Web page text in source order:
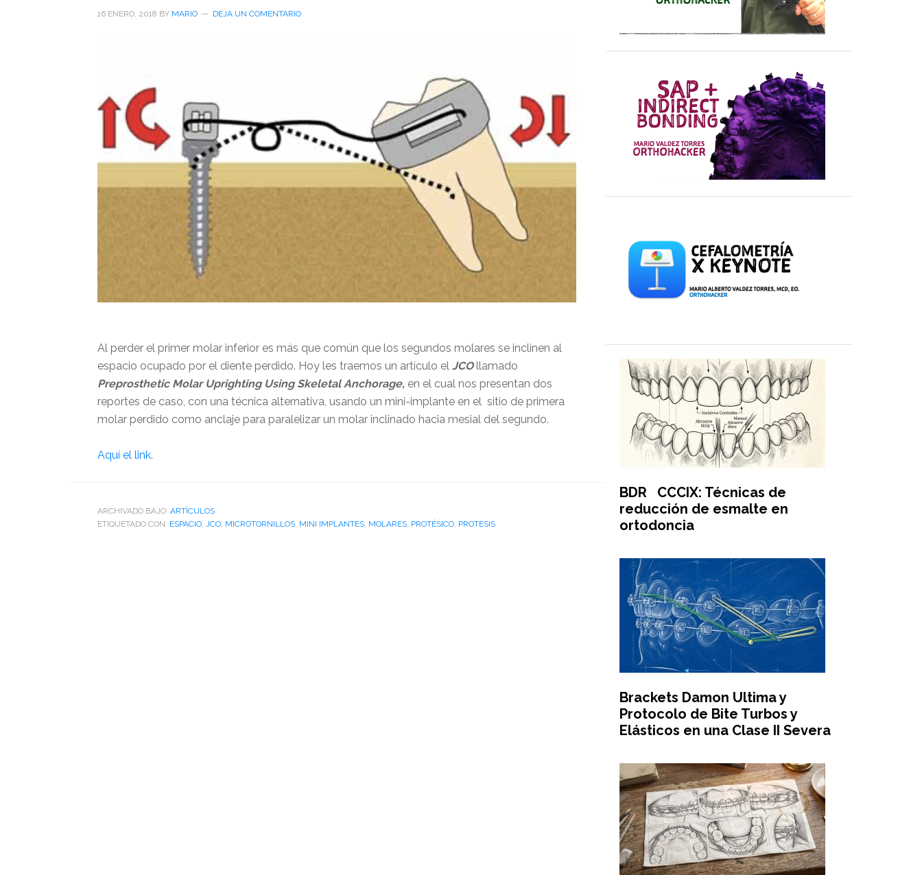
16 ENERO, 2018 BY MARIO DEJA UN COMENTARIO
Al perder el primer molar inferior es más que común que los segundos molares se inclinen al
espacio ocupado por el diente perdido. Hoy les traemos un artículo el JCOllamado
Preprosthetic Molar Uprighting Using Skeletal Anchorage, en el cual nos presentan dos
reportes de caso, con una técnica alternativa, usando un mini-implante en el sitio de primera
molar perdido como anclaje para paralelizar un molar inclinado hacia mesial del segundo.
Aquí el link.
ARCHIVADO BAJO: ARTÌCULOS
ETIQUETADO CON: ESPACIO JCO MICROTORNILLOS MINI IMPLANTES MOLARES PROTÉSICO PROTESIS
BDR CCCIX: Técnicas de
reducción de esmalte en
ortodoncia
Brackets Damon Ultima y
Protocolo de Bite Turbos y
Elásticos en una Clase II Severa